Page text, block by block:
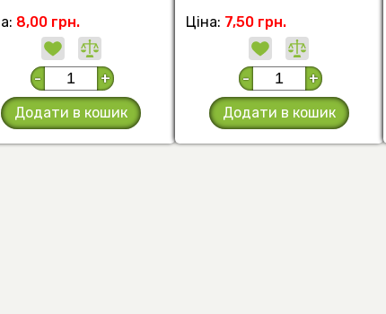
8,00 грн.
- +
Додати в кошик
Ціна: 7,50 грн.
- +
Додати в кошик